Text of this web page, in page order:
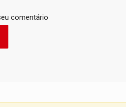
comentário